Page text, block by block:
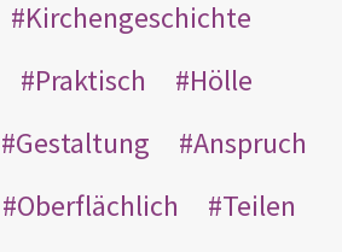
Kirchengeschichte
Praktisch
Hölle
Gestaltung
Anspruch
Oberflächlich
Teilen